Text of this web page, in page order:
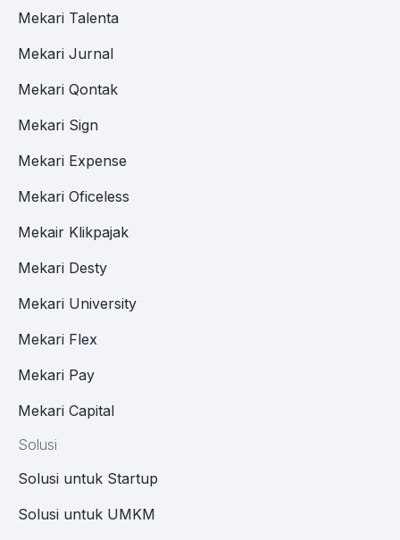
Mekari Talenta
Mekari Jurnal
Mekari Qontak
Mekari Sign
Mekari Expense
Mekari Oficeless
Mekair Klikpajak
Mekari Desty
Mekari University
Mekari Flex
Mekari Pay
Mekari Capital
Solusi
Solusi untuk Startup
Solusi untuk UMKM